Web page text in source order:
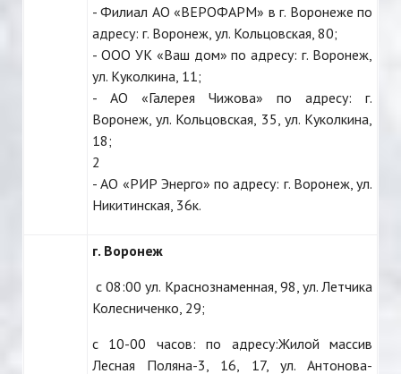
- Филиал АО «ВЕРОФАРМ» в г. Воронеже по
адресу: г. Воронеж, ул. Кольцовская, 80;
- ООО УК «Ваш дом» по адресу: г. Воронеж,
ул. Куколкина, 11;
- АО «Галерея Чижова» по адресу: г.
Воронеж, ул. Кольцовская, 35, ул. Куколкина,
18;
2
- АО «РИР Энерго» по адресу: г. Воронеж, ул.
Никитинская, 36к.
г. Воронеж
с 08:00 ул. Краснознаменная, 98, ул. Летчика
Колесниченко, 29;
с 10-00 часов: по адресу:Жилой массив
Лесная Поляна-3, 16, 17, ул. Антонова-